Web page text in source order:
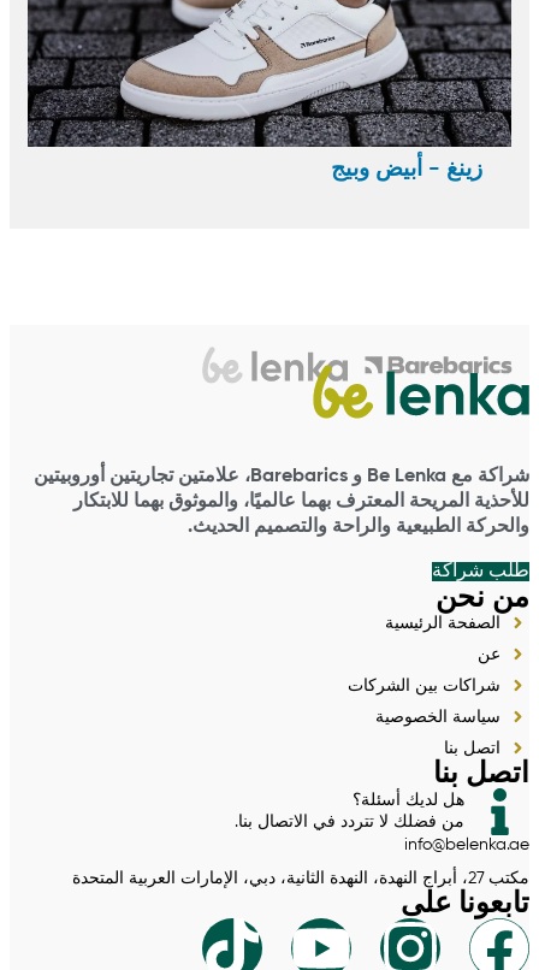
زينغ - أبيض وبيج
شراكة مع Be Lenka و Barebarics، علامتين تجاريتين أوروبيتين
للأحذية المريحة المعترف بهما عالميًا، والموثوق بهما للابتكار
والحركة الطبيعية والراحة والتصميم الحديث.
طلب شراكة
من نحن
الصفحة الرئيسية
عن
شراكات بين الشركات
سياسة الخصوصية
اتصل بنا
اتصل بنا
هل لديك أسئلة؟
من فضلك لا تتردد في الاتصال بنا.
info@belenka.ae
مكتب 27، أبراج النهدة، النهدة الثانية، دبي، الإمارات العربية المتحدة
تابعونا على